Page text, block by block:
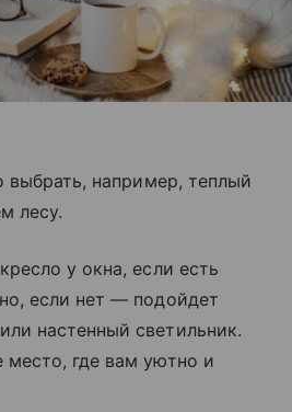
например, теплый
лесу.
у окна, если есть
если нет — подойдет
настенный светильник.
где вам уютно и